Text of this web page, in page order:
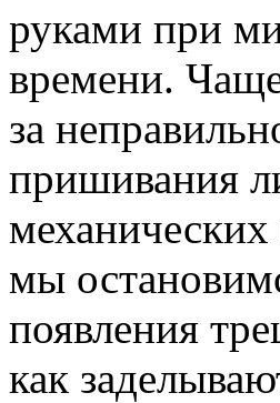
руками при
времени.
за
пришивания
мы
появления
как